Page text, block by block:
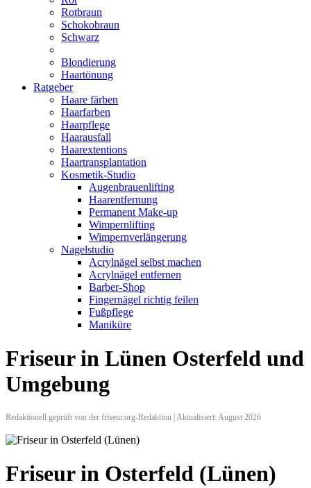
Rotbraun
Schokobraun
Schwarz
Blondierung
Haartönung
Ratgeber
Haare färben
Haarfarben
Haarpflege
Haarausfall
Haarextentions
Haartransplantation
Kosmetik-Studio
Augenbrauenlifting
Haarentfernung
Permanent Make-up
Wimpernlifting
Wimpernverlängerung
Nagelstudio
Acrylnägel selbst machen
Acrylnägel entfernen
Barber-Shop
Fingernägel richtig feilen
Fußpflege
Maniküre
Friseur in Lünen Osterfeld und
Umgebung
Redaktionell geprüft von der friseur.org-Redaktion | Aktualisiert: August 2026
Friseur in Osterfeld (Lünen)